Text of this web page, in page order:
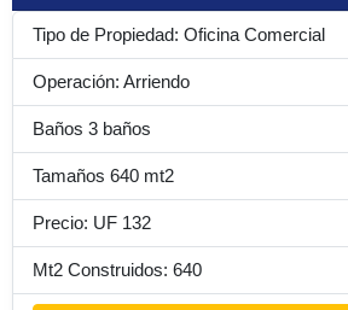
Tipo de Propiedad: Oficina Comercial
Operación: Arriendo
Baños 3 baños
Tamaños 640 mt2
Precio: UF 132
Mt2 Construidos: 640